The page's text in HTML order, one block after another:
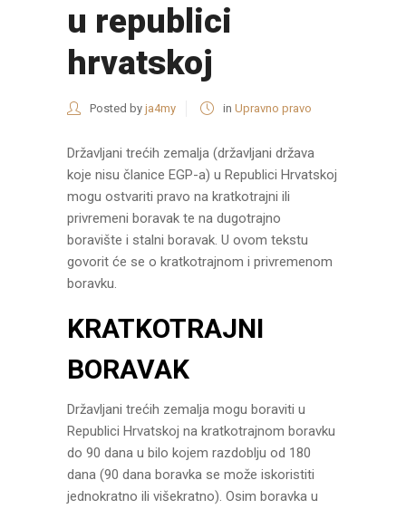
u republici
hrvatskoj
Posted by ja4my in Upravno pravo
Državljani trećih zemalja (državljani država
koje nisu članice EGP-a) u Republici Hrvatskoj
mogu ostvariti pravo na kratkotrajni ili
privremeni boravak te na dugotrajno
boravište i stalni boravak. U ovom tekstu
govorit će se o kratkotrajnom i privremenom
boravku.
KRATKOTRAJNI
BORAVAK
Državljani trećih zemalja mogu boraviti u
Republici Hrvatskoj na kratkotrajnom boravku
do 90 dana u bilo kojem razdoblju od 180
dana (90 dana boravka se može iskoristiti
jednokratno ili višekratno). Osim boravka u